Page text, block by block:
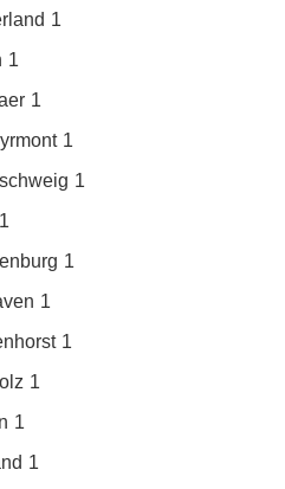
1
1
1
1
1
1
1
1
1
1
1
1